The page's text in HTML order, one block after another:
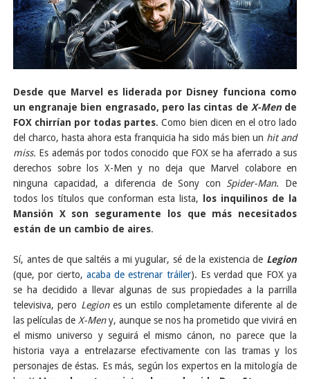
Desde que Marvel es liderada por Disney funciona como
un engranaje bien engrasado, pero las cintas de X-Mende
FOX chirrían por todas partes. Como bien dicen en el otro lado
del charco, hasta ahora esta franquicia ha sido más bien un hit and
miss. Es además por todos conocido que FOX se ha aferrado a sus
derechos sobre los X-Men y no deja que Marvel colabore en
ninguna capacidad, a diferencia de Sony con Spider-Man. De
todos los títulos que conforman esta lista,
los inquilinos de la
Mansión X son seguramente los que más necesitados
están de un cambio de aires.
Sí, antes de que saltéis a mi yugular, sé de la existencia de Legion
(que, por cierto, acaba de estrenar tráiler). Es verdad que FOX ya
se ha decidido a llevar algunas de sus propiedades a la parrilla
televisiva, pero Legiones un estilo completamente diferente al de
las películas de X-Meny, aunque se nos ha prometido que vivirá en
el mismo universo y seguirá el mismo cánon, no parece que la
historia vaya a entrelazarse efectivamente con las tramas y los
personajes de éstas. Es más, según los expertos en la mitología de